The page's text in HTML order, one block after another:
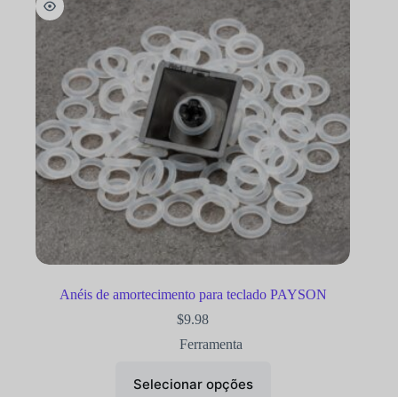
Anéis de amortecimento para teclado PAYSON
$9.98
Ferramenta
Selecionar opções